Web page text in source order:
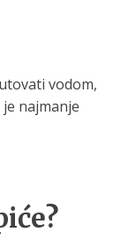
vodom,
najmanje